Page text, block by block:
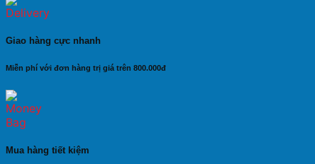
Giao hàng cực nhanh
Miễn phí với đơn hàng trị giá trên 800.000đ
Mua hàng tiết kiệm